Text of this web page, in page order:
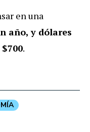
en una
año, y dólares
.